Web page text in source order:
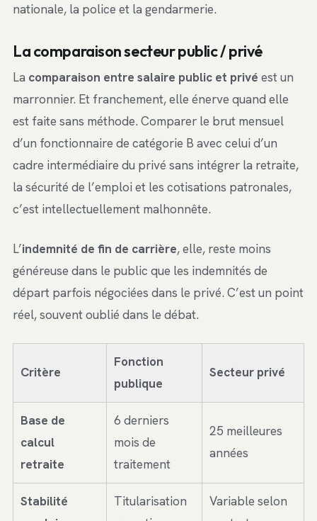
nationale, la police et la gendarmerie.
La comparaison secteur public / privé
La comparaison entre salaire public et privé est un
marronnier. Et franchement, elle énerve quand elle
est faite sans méthode. Comparer le brut mensuel
d’un fonctionnaire de catégorie B avec celui d’un
cadre intermédiaire du privé sans intégrer la retraite,
la sécurité de l’emploi et les cotisations patronales,
c’est intellectuellement malhonnête.
L’indemnité de fin de carrière, elle, reste moins
généreuse dans le public que les indemnités de
départ parfois négociées dans le privé. C’est un point
réel, souvent oublié dans le débat.
Critère
Fonction
publique
Secteur privé
Base de
calcul
retraite
6 derniers
mois de
traitement
25 meilleures
années
Stabilité
Titularisation
Variable selon